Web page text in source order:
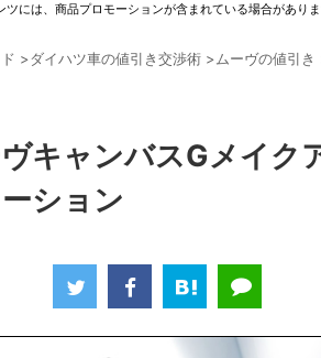
には、商品プロモーションが含まれている場合がありま
>ダイハツ車の値引き交渉術 >ムーヴの値引き
キャンバスGメイク
ション